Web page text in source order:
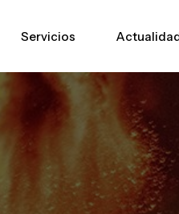
Servicios